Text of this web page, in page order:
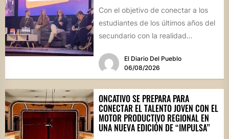
Con el objetivo de conectar a los
estudiantes de los últimos años del
secundario con la realidad
El Diario Del Pueblo
06/08/2026
ONCATIVO SE PREPARA PARA
CONECTAR EL TALENTO JOVEN CON EL
MOTOR PRODUCTIVO REGIONAL EN
UNA NUEVA EDICIÓN DE “IMPULSA”